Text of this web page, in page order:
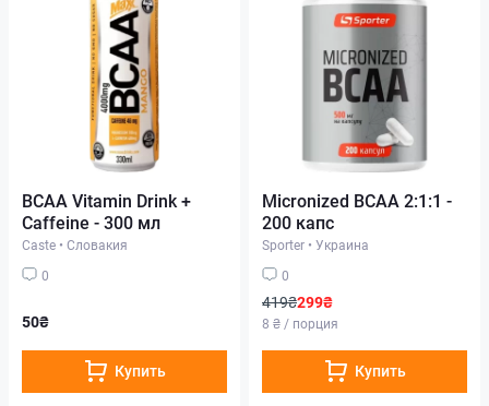
BCAA Vitamin Drink +
Caffeine - 300 мл
Caste • Словакия
0
50₴
Купить
Micronized BCAA 2:1:1 -
200 капс
Sporter • Украина
0
419₴299₴
8 ₴ / порция
Купить